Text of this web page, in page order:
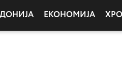
ЕКОНОМИЈА